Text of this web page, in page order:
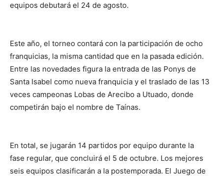
equipos debutará el 24 de agosto.
Este año, el torneo contará con la participación de ocho
franquicias, la misma cantidad que en la pasada edición.
Entre las novedades figura la entrada de las Ponys de
Santa Isabel como nueva franquicia y el traslado de las 13
veces campeonas Lobas de Arecibo a Utuado, donde
competirán bajo el nombre de Taínas.
En total, se jugarán 14 partidos por equipo durante la
fase regular, que concluirá el 5 de octubre. Los mejores
seis equipos clasificarán a la postemporada. El Juego de